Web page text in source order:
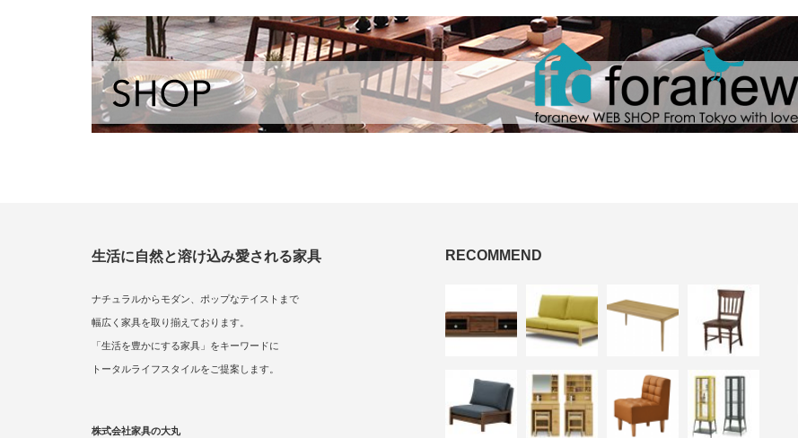
生活に自然と溶け込み愛される家具
ナチュラルからモダン、ポップなテイストまで
幅広く家具を取り揃えております。
「生活を豊かにする家具」をキーワードに
トータルライフスタイルをご提案します。
株式会社家具の大丸
RECOMMEND